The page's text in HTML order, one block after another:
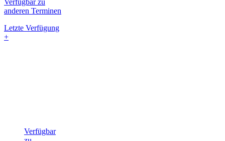
Verfügbar zu
anderen Terminen
Letzte Verfügung
+
Verfügbar